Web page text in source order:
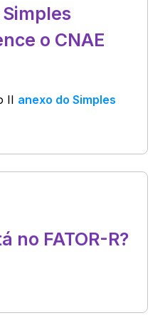
o CNAE
II anexo do Simples
no FATOR-R?